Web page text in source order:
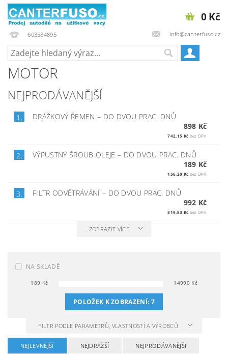
603584895 info@canterfuso.cz
0 Kč
MOTOR
NEJPRODÁVANĚJŠÍ
1. DRÁŽKOVÝ ŘEMEN – DO DVOU PRAC. DNŮ
898 Kč
742,15 Kč bez DPH
2. VÝPUSTNÝ ŠROUB OLEJE – DO DVOU PRAC. DNŮ
189 Kč
156,20 Kč bez DPH
3. FILTR ODVĚTRÁVÁNÍ – DO DVOU PRAC. DNŮ
992 Kč
819,83 Kč bez DPH
ZOBRAZIT VÍCE
NA SKLADĚ
189 Kč 14990Kč
POLOŽEK K ZOBRAZENÍ: 7
FILTR PODLE PARAMETRŮ, VLASTNOSTÍ A VÝROBCŮ
NEJLEVNĚJŠÍ NEJDRAŽŠÍ NEJPRODÁVANĚJŠÍ